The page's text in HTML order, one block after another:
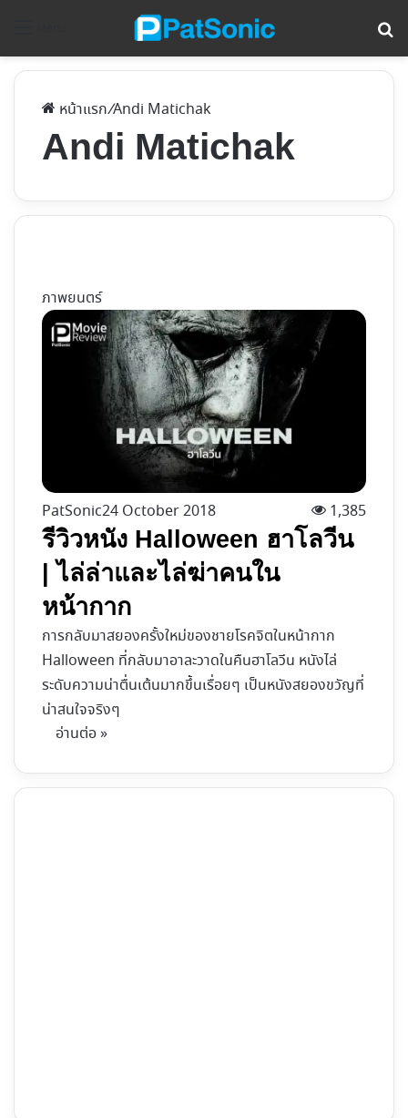
หน้าแรก/Andi Matichak
Andi Matichak
ภาพยนตร์
PatSonic24 October 2018 1,385
รีวิวหนัง Halloween ฮาโลวีน
| ไล่ล่าและไล่ฆ่าคนใน
หน้ากาก
การกลับมาสยองครั้งใหม่ของชายโรคจิตในหน้ากาก
Halloween ที่กลับมาอาละวาดในคืนฮาโลวีน หนังไล่
ระดับความน่าตื่นเต้นมากขึ้นเรื่อยๆ เป็นหนังสยองขวัญที่
น่าสนใจจริงๆ
อ่านต่อ »